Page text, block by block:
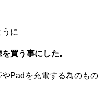
に
買う事にした。
Padを充電する為のも